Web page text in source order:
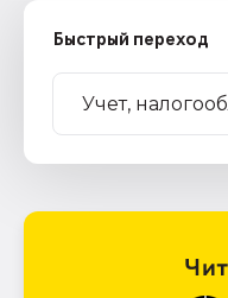
Быстрый переход